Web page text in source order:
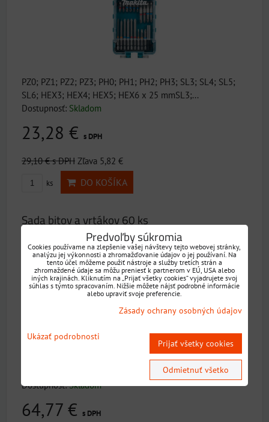
PZ0; PZ1; PZ2; PZ3; PH0; PH1; PH2; PH3; SL3; SL4; SL5;
SL6; HEX3; HEX4; HEX5; HEX6 x 25 mmSL3;...
Dostupnosť: Skladom
23,28 € s DPH
29,10 €s DPH Zľava 5,82 €
ks DO KOŠÍKA
Sada bitov a vrtákov 60 ks
Vrtáky do muriva TCT valcovitá stopka 5 ks: Ø 3 x 60 mm; Ø
4 x 75 mm; Ø 5 x 85 mm; Ø 6 x 100 mm;...
Dostupnosť:Skladom
64,77 € s DPH
Predvoľby súkromia
Cookies používame na zlepšenie vašej návštevy tejto webovej stránky,
analýzu jej výkonnosti a zhromažďovanie údajov o jej používaní. Na
tento účel môžeme použiť nástroje a služby tretích strán a
zhromaždené údaje sa môžu preniesť k partnerom v EÚ, USA alebo
iných krajinách. Kliknutím na „Prijať všetky cookies“ vyjadrujete svoj
súhlas s týmto spracovaním. Nižšie môžete nájsť podrobné informácie
alebo upraviť svoje preferencie.
Zásady ochrany osobných údajov
Ukázať podrobnosti
Prijať všetky cookies
Odmietnuť všetko